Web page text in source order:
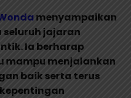
menyampaikan
jajaran
Ia berharap
mampu menjalankan
baik serta terus